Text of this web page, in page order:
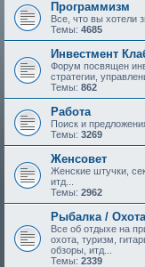
Программизм
Все, что вы хотели
Темы: 4685
Инвестмент
Форум посвящен
стратегии,
Темы: 862
Работа
Поиск и
Темы: 3269
Женсовет
Женские штучки,
итд...
Темы: 2962
Рыбалка /
Все об отдыхе на
охота, туризм,
обзоры, итд...
Темы: 2339